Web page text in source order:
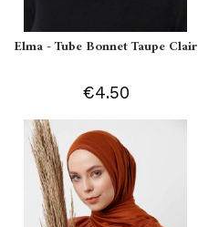
Elma - Tube Bonnet Taupe Clair
€4.50